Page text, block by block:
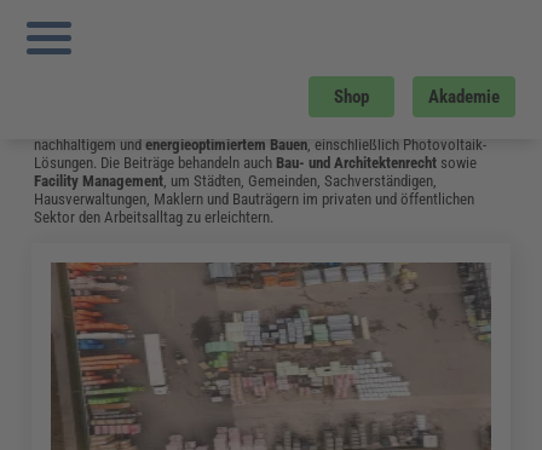
Shop Akademie
Sie sind hier:
Bau und Gebäudemanagement
Vom Neubau bis hin zum Umgang mit Bauschäden: Das Fachwissen aus dem
Bereich Bau & Gebäudemanagement unterstützt Fachleute in Bauplanung,
nachhaltigem undenergieoptimiertem Bauen, einschließlich Photovoltaik-
Lösungen. Die Beiträge behandeln auch Bau- und Architektenrecht sowie
Facility Management, um Städten, Gemeinden, Sachverständigen,
Hausverwaltungen, Maklern und Bauträgern im privaten und öffentlichen
Sektor den Arbeitsalltag zu erleichtern.